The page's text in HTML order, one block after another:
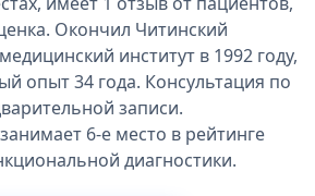
Окончил Читинский
институт в 1992 году,
опыт 34 года. Консультация по
записи.
6-е место в рейтинге
диагностики.